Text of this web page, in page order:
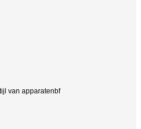
van apparatenbf